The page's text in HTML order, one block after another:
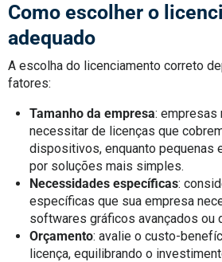
Como escolher o
adequado
A escolha do licenciamento correto
fatores:
Tamanho da empresa: empresas
necessitar de licenças que
dispositivos, enquanto pequenas
por soluções mais simples.
Necessidades específicas:
específicas que sua empresa
softwares gráficos avançados ou
Orçamento: avalie o custo-
licença, equilibrando o